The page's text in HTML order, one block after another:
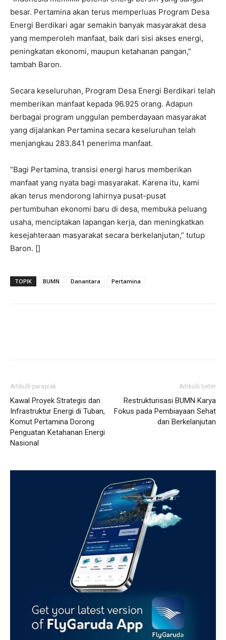
besar. Pertamina akan terus memperluas Program Desa
Energi Berdikari agar semakin banyak masyarakat desa
yang memperoleh manfaat, baik dari sisi akses energi,
peningkatan ekonomi, maupun ketahanan pangan,”
tambah Baron.
Secara keseluruhan, Program Desa Energi Berdikari telah
memberikan manfaat kepada 96.925 orang. Adapun
berbagai program unggulan pemberdayaan masyarakat
yang dijalankan Pertamina secara keseluruhan telah
menjangkau 283.841 penerima manfaat.
“Bagi Pertamina, transisi energi harus memberikan
manfaat yang nyata bagi masyarakat. Karena itu, kami
akan terus mendorong lahirnya pusat-pusat
pertumbuhan ekonomi baru di desa, membuka peluang
usaha, menciptakan lapangan kerja, dan meningkatkan
kesejahteraan masyarakat secara berkelanjutan,” tutup
Baron. []
TOPIK BUMN Danantara Pertamina
Artikulli paraprak
Kawal Proyek Strategis dan
Infrastruktur Energi di Tuban,
Komut Pertamina Dorong
Penguatan Ketahanan Energi
Nasional
Artikulli tjetër
Restrukturisasi BUMN Karya
Fokus pada Pembiayaan Sehat
dan Berkelanjutan